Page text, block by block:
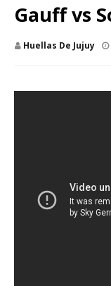
Gauff vs
Huellas De Jujuy